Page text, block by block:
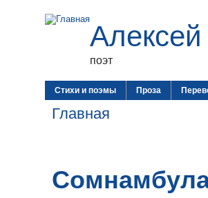
поэт
Стихи и поэмы Проза
Главная